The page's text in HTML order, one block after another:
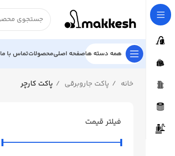
همه دسته هاصفحه اصلیمحصولاتتماس با ما
خانه پاکت جاروبرقی پاکت کارچر
فیلتر قیمت